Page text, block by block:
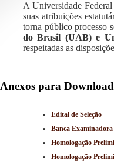
A Universidade
suas atribuições
torna público processo
do Brasil (UAB) e
respeitadas as
Anexos para Download
Edital de Seleção
Banca Examinadora
Homologação
Homologação